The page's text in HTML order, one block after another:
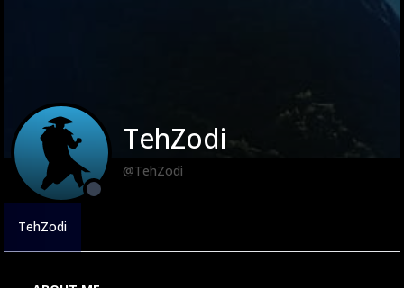
TehZodi
@TehZodi
TehZodi